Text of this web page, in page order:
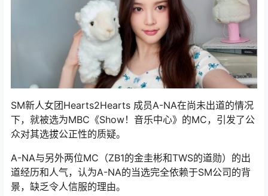
SM新人女团Hearts2Hearts 成员A-NA在尚未出道的情况
下，就被选为MBC《Show！音乐中心》的MC，引发了公
众对其选拔公正性的质疑。
A-NA与另外两位MC（ZB1的金圭彬和TWS的道勋）的出
道经历和人气，认为A-NA的当选完全依赖于SM公司的背
景，缺乏令人信服的理由。